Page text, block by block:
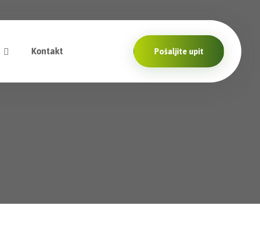
Kontakt Pošaljite upit